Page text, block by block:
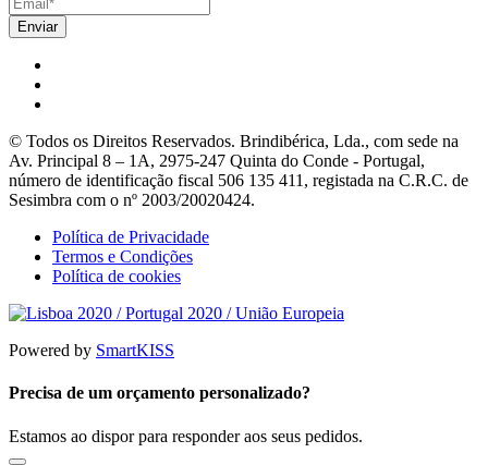
© Todos os Direitos Reservados. Brindibérica, Lda., com sede na
Av. Principal 8 – 1A, 2975-247 Quinta do Conde - Portugal,
número de identificação fiscal 506 135 411, registada na C.R.C. de
Sesimbra com o nº 2003/20020424.
Política de Privacidade
Termos e Condições
Política de cookies
Powered by SmartKISS
Precisa de um orçamento personalizado?
Estamos ao dispor para responder aos seus pedidos.